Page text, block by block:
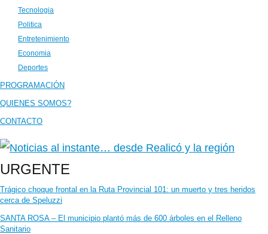
Tecnologia
Politica
Entretenimiento
Economia
Deportes
PROGRAMACIÓN
QUIENES SOMOS?
CONTACTO
URGENTE
Trágico choque frontal en la Ruta Provincial 101: un muerto y tres heridos
cerca de Speluzzi
SANTA ROSA – El municipio plantó más de 600 árboles en el Relleno
Sanitario